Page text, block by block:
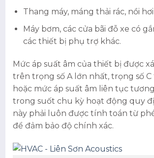
Thang máy, máng thải rác, nồi
Máy bơm, các cửa bãi đỗ xe có
các thiết bị phụ trợ khác.
Mức áp suất âm của thiết bị được
trên trọng số A lớn nhất, trọng số
hoặc mức áp suất âm liên tục
trong suốt chu kỳ hoạt động quy
này phải luôn được tính toán từ
để đảm bảo độ chính xác.